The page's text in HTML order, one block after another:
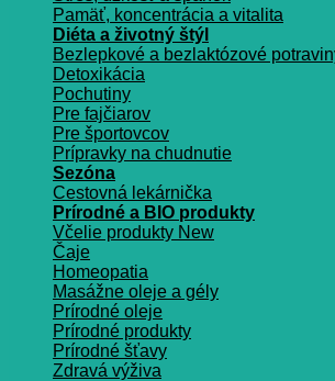
Pamäť, koncentrácia a vitalita
Diéta a životný štýl
Bezlepkové a bezlaktózové
Detoxikácia
Pochutiny
Pre fajčiarov
Pre športovcov
Prípravky na chudnutie
Sezóna
Cestovná lekárnička
Prírodné a BIO produkty
Včelie produkty
Čaje
Homeopatia
Masážne oleje a gély
Prírodné oleje
Prírodné produkty
Prírodné šťavy
Zdravá výživa